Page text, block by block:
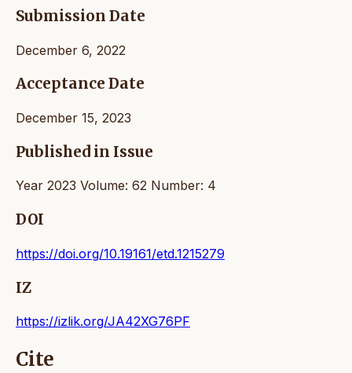
Submission Date
December 6, 2022
Acceptance Date
December 15, 2023
Published in Issue
Year 2023 Volume: 62 Number: 4
DOI
https://doi.org/10.19161/etd.1215279
IZ
https://izlik.org/JA42XG76PF
Cite